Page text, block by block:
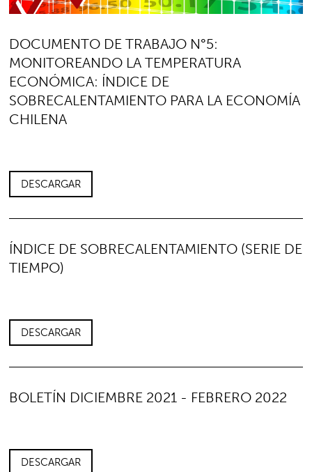
DOCUMENTO DE TRABAJO N°5:
MONITOREANDO LA TEMPERATURA
ECONÓMICA: ÍNDICE DE
SOBRECALENTAMIENTO PARA LA ECONOMÍA
CHILENA
DESCARGAR
ÍNDICE DE SOBRECALENTAMIENTO (SERIE DE
TIEMPO)
DESCARGAR
BOLETÍN DICIEMBRE 2021 - FEBRERO 2022
DESCARGAR